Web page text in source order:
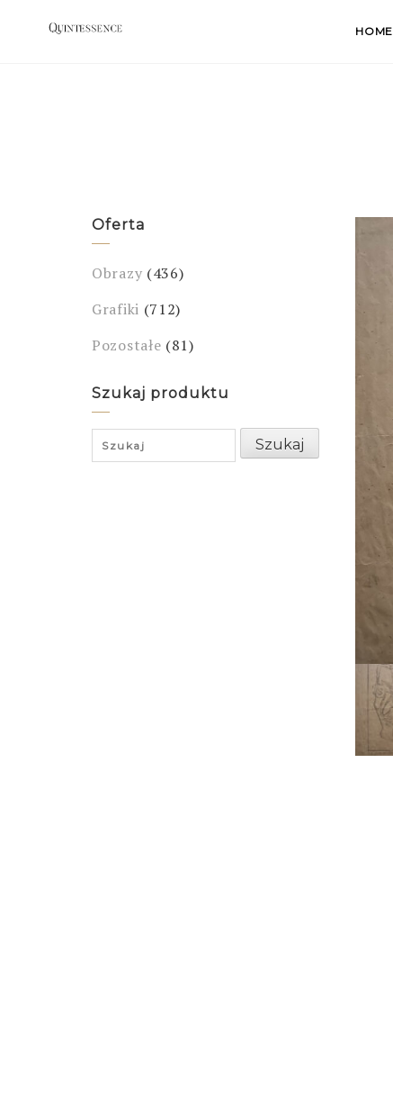
HOME
Oferta
Obrazy (436)
Grafiki (712)
Pozostałe (81)
Szukaj produktu
Search
for:
Szukaj